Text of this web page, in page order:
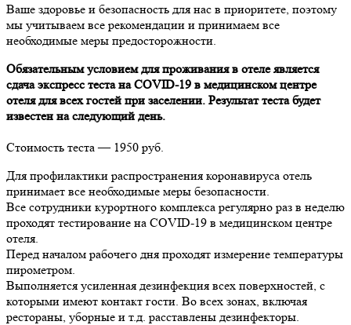
Ваше здоровье и безопасность для нас в приоритете, поэтому
мы учитываем все рекомендации и принимаем все
необходимые меры предосторожности.
Обязательным условием для проживания в отеле является
сдача экспресс теста на COVID-19 в медицинском центре
отеля для всех гостей при заселении. Результат теста будет
известен на следующий день.
Стоимость теста — 1950 руб.
Для профилактики распространения коронавируса отель
принимает все необходимые меры безопасности.
Все сотрудники курортного комплекса регулярно раз в неделю
проходят тестирование на COVID-19 в медицинском центре
отеля.
Перед началом рабочего дня проходят измерение температуры
пирометром.
Выполняется усиленная дезинфекция всех поверхностей, с
которыми имеют контакт гости. Во всех зонах, включая
рестораны, уборные и т.д. расставлены дезинфекторы.